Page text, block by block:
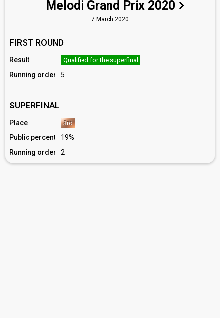
Melodi Grand Prix 2020
7 March 2020
FIRST ROUND
Result Qualified for the superfinal
Running order 5
SUPERFINAL
Place 3rd
Public percent
19%
Running order
2